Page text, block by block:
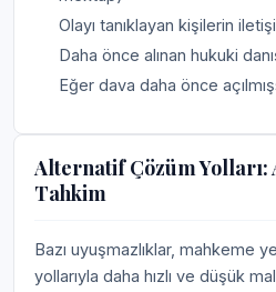
Olayı tanıklayan kişilerin
Daha önce alınan hukuki
Eğer dava daha önce
Alternatif Çözüm Yolları:
Tahkim
Bazı uyuşmazlıklar, mahkeme
yollarıyla daha hızlı ve düşük